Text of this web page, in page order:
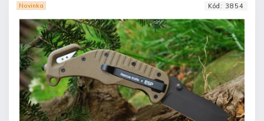
Novinka Kód: 3854